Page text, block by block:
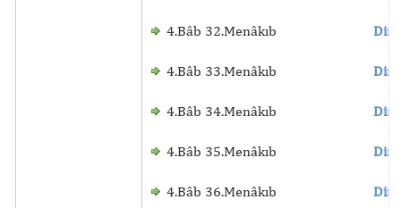
4.Bâb 32.Menâkıb
4.Bâb 33.Menâkıb
4.Bâb 34.Menâkıb
4.Bâb 35.Menâkıb
4.Bâb 36.Menâkıb